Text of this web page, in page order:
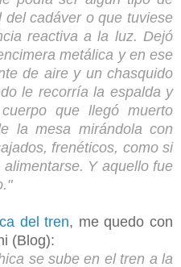
cadáver o que tuviese
reactiva a la luz. Dejó
metálica y en ese
de aire y un chasquido
le recorría la espalda y
que llegó muerto
la mesa mirándola con
frenéticos, como si
Y aquello fue
"
del tren, me quedo con
(Blog):
se sube en el tren a la